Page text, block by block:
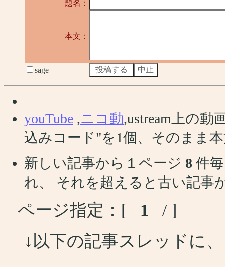
題名：
本文：
sage
youTube ,ニコ動,ustream上の
込みコード"を1個、そのまま
新しい記事から１ページ 8 件
れ、 それを超えると古い記事
ページ指定：[ 1
/ ]
↓以下の記事スレッドに